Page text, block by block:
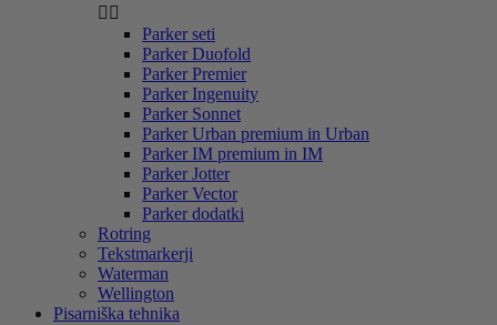
 
Parker seti
Parker Duofold
Parker Premier
Parker Ingenuity
Parker Sonnet
Parker Urban premium in Urban
Parker IM premium in IM
Parker Jotter
Parker Vector
Parker dodatki
Rotring
Tekstmarkerji
Waterman
Wellington
Pisarniška tehnika